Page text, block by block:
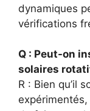
dynamiques
vérifications
Q : Peut-on
solaires
R : Bien qu’il